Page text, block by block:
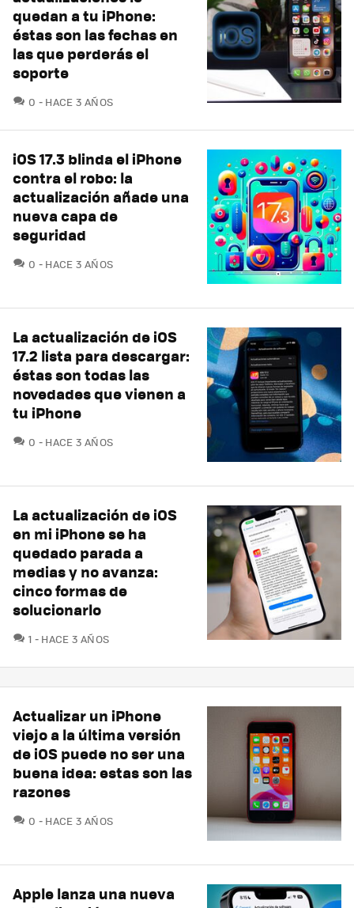
quedan a tu iPhone:
éstas son las fechas en
las que perderás el
soporte
0 COMENTARIOS
HACE 3 AÑOS
iOS 17.3 blinda el iPhone
contra el robo: la
actualización añade una
nueva capa de
seguridad
0 COMENTARIOS
HACE 3 AÑOS
La actualización de iOS
17.2 lista para descargar:
éstas son todas las
novedades que vienen a
tu iPhone
0 COMENTARIOS
HACE 3 AÑOS
La actualización de iOS
en mi iPhone se ha
quedado parada a
medias y no avanza:
cinco formas de
solucionarlo
1 COMENTARIOS
HACE 3 AÑOS
Actualizar un iPhone
viejo a la última versión
de iOS puede no ser una
buena idea: estas son las
razones
0 COMENTARIOS
HACE 3 AÑOS
Apple lanza una nueva